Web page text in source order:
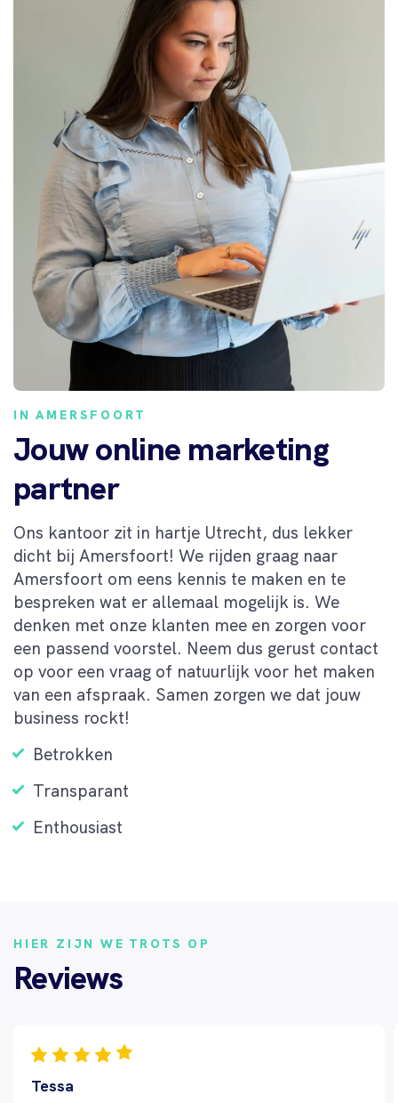
IN AMERSFOORT
Jouw online marketing
partner
Ons kantoor zit in hartje Utrecht, dus lekker
dicht bij Amersfoort! We rijden graag naar
Amersfoort om eens kennis te maken en te
bespreken wat er allemaal mogelijk is. We
denken met onze klanten mee en zorgen voor
een passend voorstel. Neem dus gerust contact
op voor een vraag of natuurlijk voor het maken
van een afspraak. Samen zorgen we dat jouw
business rockt!
Betrokken
Transparant
Enthousiast
HIER ZIJN WE TROTS OP
Reviews
Tessa